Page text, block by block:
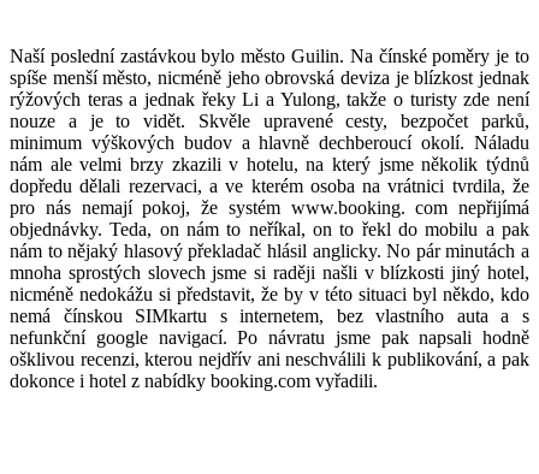
Naší poslední zastávkou bylo město Guilin. Na čínské poměry je to
spíše menší město, nicméně jeho obrovská deviza je blízkost jednak
rýžových teras a jednak řeky Li a Yulong, takže o turisty zde není
nouze a je to vidět. Skvěle upravené cesty, bezpočet parků,
minimum výškových budov a hlavně dechberoucí okolí. Náladu
nám ale velmi brzy zkazili v hotelu, na který jsme několik týdnů
dopředu dělali rezervaci, a ve kterém osoba na vrátnici tvrdila, že
pro nás nemají pokoj, že systém www.booking. com nepřijímá
objednávky. Teda, on nám to neříkal, on to řekl do mobilu a pak
nám to nějaký hlasový překladač hlásil anglicky. No pár minutách a
mnoha sprostých slovech jsme si raději našli v blízkosti jiný hotel,
nicméně nedokážu si představit, že by v této situaci byl někdo, kdo
nemá čínskou SIMkartu s internetem, bez vlastního auta a s
nefunkční google navigací. Po návratu jsme pak napsali hodně
ošklivou recenzi, kterou nejdřív ani neschválili k publikování, a pak
dokonce i hotel z nabídky booking.com vyřadili.